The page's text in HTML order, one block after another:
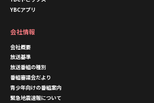
YBCアプリ
会社情報
会社概要
放送基準
放送番組の種別
番組審議会だより
青少年向けの番組案内
緊急地震速報について